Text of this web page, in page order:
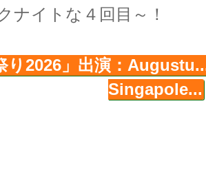
ナイトな４回目～！
り2026」出演：
Singapole...